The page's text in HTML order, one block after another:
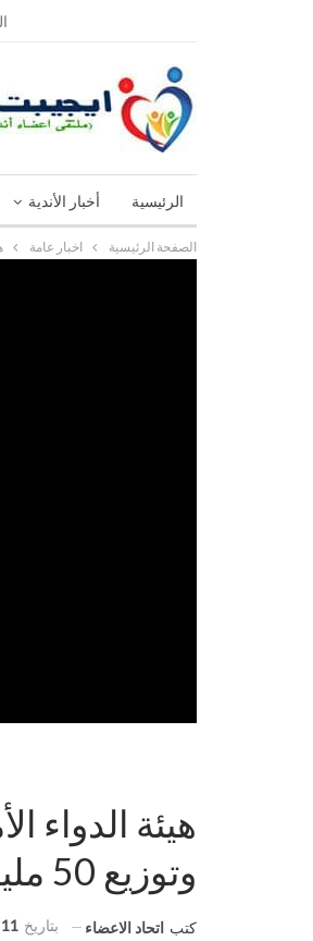
الرئيسية أخبار الأندية
الصفحة الرئيسية اخبار عامة
هيئة الدواء
وتوزيع 50 مليون جرعة في 24 ساعة
كتب اتحاد الاعضاء بتاريخ 11 ديسمبر, 2020